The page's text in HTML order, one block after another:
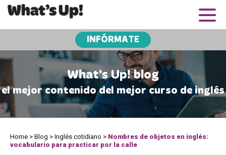
INFÓRMATE
What's Up! blog
el mejor contenido del mejor curso de inglés
Home > Blog > Inglés cotidiano > Nombres de objetos en inglés:
vocabulario para practicar por la calle